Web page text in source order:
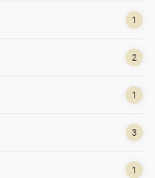
1
2
1
3
1